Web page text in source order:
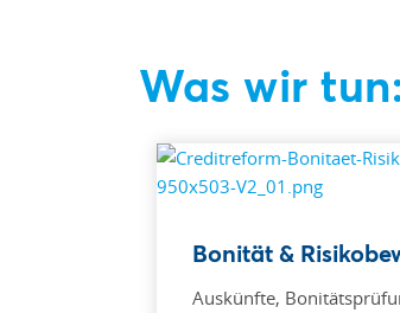
Was wir
Bonität &
Auskünfte,